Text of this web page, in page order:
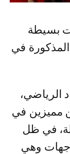
بسيطة
في
الرياضي،
مميزين في
في ظل
النادي الأحمر على 3 واجهات وهي